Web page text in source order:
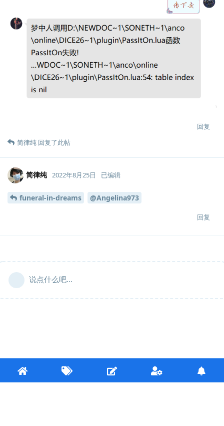
回复
简律纯 回复了此帖
简律纯 2022年8月25日 已编辑
funeral-in-dreams @Angelina973
回复
说点什么吧...